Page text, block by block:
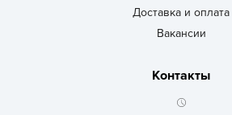
Доставка и оплата
Вакансии
Контакты